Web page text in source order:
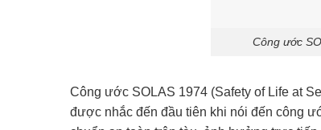
Công ước
Công ước SOLAS 1974 (Safety of Life at
được nhắc đến đầu tiên khi nói đến công